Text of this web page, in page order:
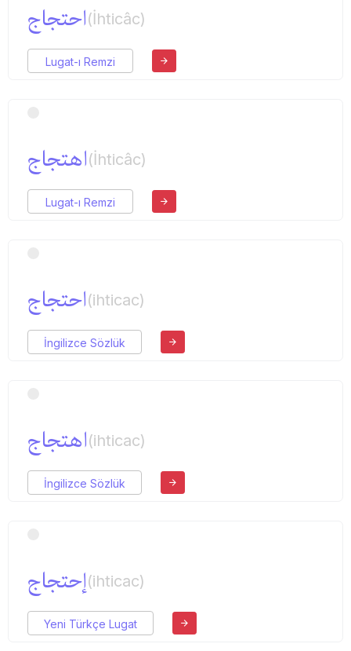
احتجاج(İhticâc)
Lugat-ı Remzi
اهتجاج(İhticâc)
Lugat-ı Remzi
احتجاج(ihticac)
İngilizce Sözlük
اهتجاج(ihticac)
İngilizce Sözlük
إحتجاج(ihticac)
Yeni Türkçe Lugat